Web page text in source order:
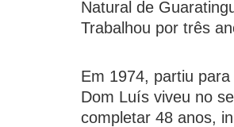
Natural de
Trabalhou por três
Em 1974, partiu
Dom Luís viveu no
completar 48 anos,